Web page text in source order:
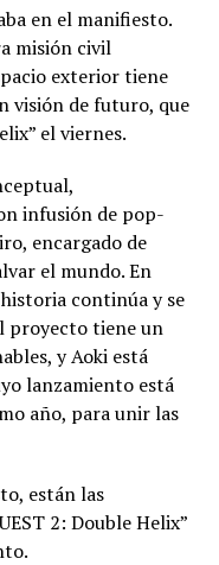
en el manifiesto.
misión civil
exterior tiene
visión de futuro, que
el viernes.
infusión de pop-
encargado de
el mundo. En
historia continúa y se
proyecto tiene un
y Aoki está
lanzamiento está
año, para unir las
están las
2: Double Helix”